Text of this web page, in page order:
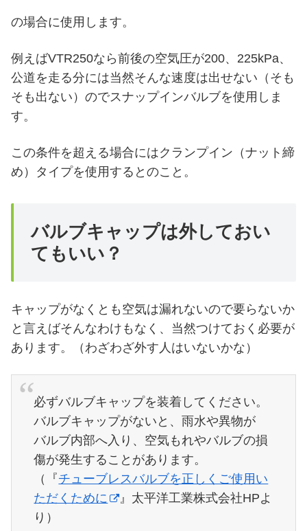
の場合に使用します。
例えばVTR250なら前後の空気圧が200、225kPa、
公道を走る分には当然そんな速度は出せない（そも
そも出ない）のでスナップインバルブを使用しま
す。
この条件を超える場合にはクランプイン（ナット締
め）タイプを使用するとのこと。
バルブキャップは外しておい
てもいい？
キャップがなくとも空気は漏れないので要らないか
と言えばそんなわけもなく、当然つけておく必要が
あります。（わざわざ外す人はいないかな）
必ずバルブキャップを装着してください。
バルブキャップがないと、雨水や異物が
バルブ内部へ入り、空気もれやバルブの損
傷が発生することがあります。
（『チューブレスバルブを正しくご使用い
ただくために
』太平洋工業株式会社HPよ
り）